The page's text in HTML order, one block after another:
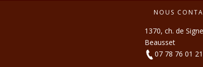
NOUS
1370, ch. de
Beausset
07 78 76 01 21